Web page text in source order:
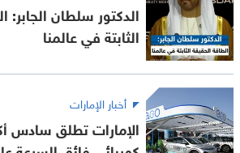
الدكتور سلطان الجابر:
الثابتة في عالمنا
أخبار الإمارات
الإمارات تطلق سادس